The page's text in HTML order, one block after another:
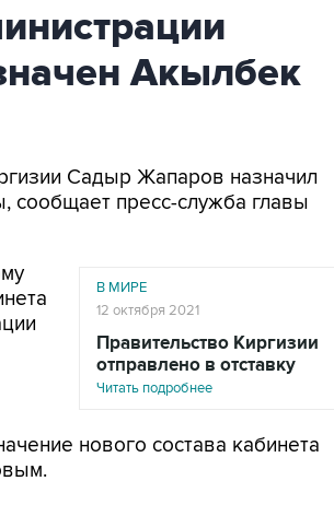
Акылбек
Садыр Жапаров назначил
сообщает пресс-служба главы
В МИРЕ
12 октября 2021
Правительство Киргизии
отправлено в отставку
Читать подробнее
нового состава кабинета